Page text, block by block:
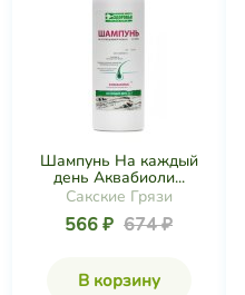
Шампунь На каждый
день Аквабиоли...
Сакские Грязи
566 ₽ 674 ₽
В корзину